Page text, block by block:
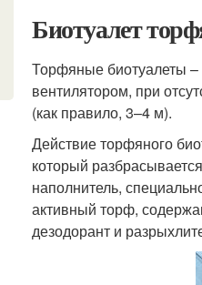
Биотуалет
Торфяные биотуалеты –
вентилятором, при
(как правило, 3–4 м).
Действие торфяного
который
наполнитель,
активный торф,
дезодорант и